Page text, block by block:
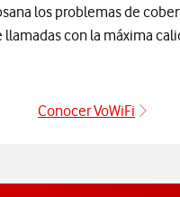
los problemas de
llamadas con la máxima
Conocer VoWiFi